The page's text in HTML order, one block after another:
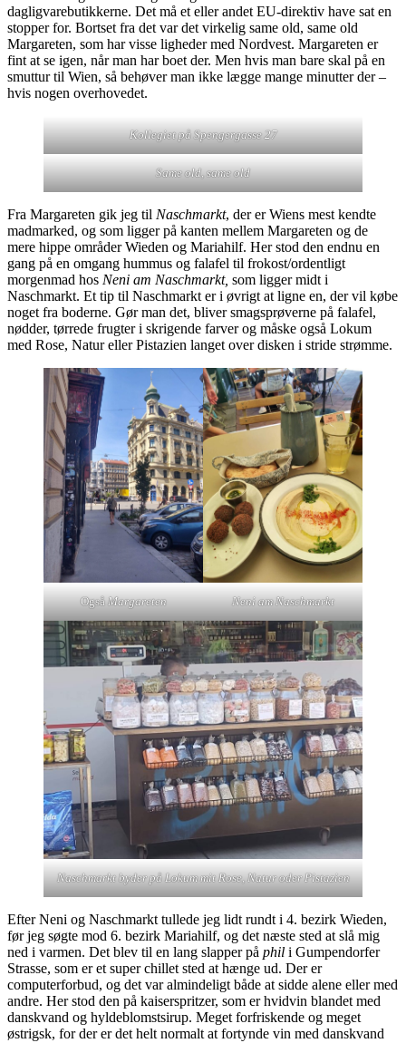
dagligvarebutikkerne. Det må et eller andet EU-direktiv have sat en
stopper for. Bortset fra det var det virkelig same old, same old
Margareten, som har visse ligheder med Nordvest. Margareten er
fint at se igen, når man har boet der. Men hvis man bare skal på en
smuttur til Wien, så behøver man ikke lægge mange minutter der –
hvis nogen overhovedet.
Kollegiet på Spengergasse 27
Same old, same old
Fra Margareten gik jeg til Naschmarkt, der er Wiens mest kendte
madmarked, og som ligger på kanten mellem Margareten og de
mere hippe områder Wieden og Mariahilf. Her stod den endnu en
gang på en omgang hummus og falafel til frokost/ordentligt
morgenmad hos Neni am Naschmarkt, som ligger midt i
Naschmarkt. Et tip til Naschmarkt er i øvrigt at ligne en, der vil købe
noget fra boderne. Gør man det, bliver smagsprøverne på falafel,
nødder, tørrede frugter i skrigende farver og måske også Lokum
med Rose, Natur eller Pistazien langet over disken i stride strømme.
OgsåMargareten Neni am Naschmarkt
Naschmarkt byder på Lokum mit Rose, Natur oder Pistazien
Efter Neni og Naschmarkt tullede jeg lidt rundt i 4. bezirk Wieden,
før jeg søgte mod 6. bezirk Mariahilf, og det næste sted at slå mig
ned i varmen. Det blev til en lang slapper på phil i Gumpendorfer
Strasse, som er et super chillet sted at hænge ud. Der er
computerforbud, og det var almindeligt både at sidde alene eller med
andre. Her stod den på kaiserspritzer, som er hvidvin blandet med
danskvand og hyldeblomstsirup. Meget forfriskende og meget
østrigsk, for der er det helt normalt at fortynde vin med danskvand